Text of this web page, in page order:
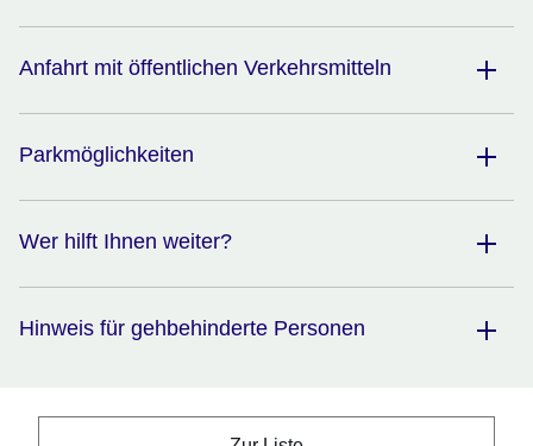
Anfahrt mit öffentlichen Verkehrsmitteln
Parkmöglichkeiten
Wer hilft Ihnen weiter?
Hinweis für gehbehinderte Personen